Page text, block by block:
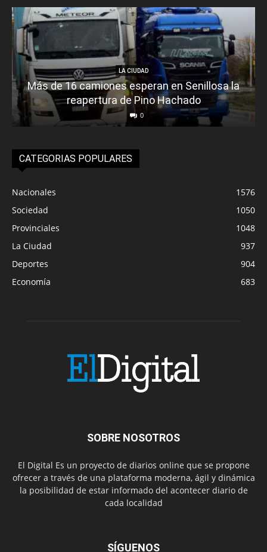
LA CIUDAD
Más de 16 camiones esperan en Senillosa la
reapertura de Pino Hachado
0
CATEGORIAS POPULARES
Nacionales
1576
Sociedad
1050
Provinciales
1048
La Ciudad
937
Deportes
904
Economía
683
SOBRE NOSOTROS
El Digital Es un proyecto de diarios online que se propone
ofrecer a través de una plataforma moderna, ágil y dinámica
la posibilidad de estar informado del acontecer diario de
cada localidad
SÍGUENOS